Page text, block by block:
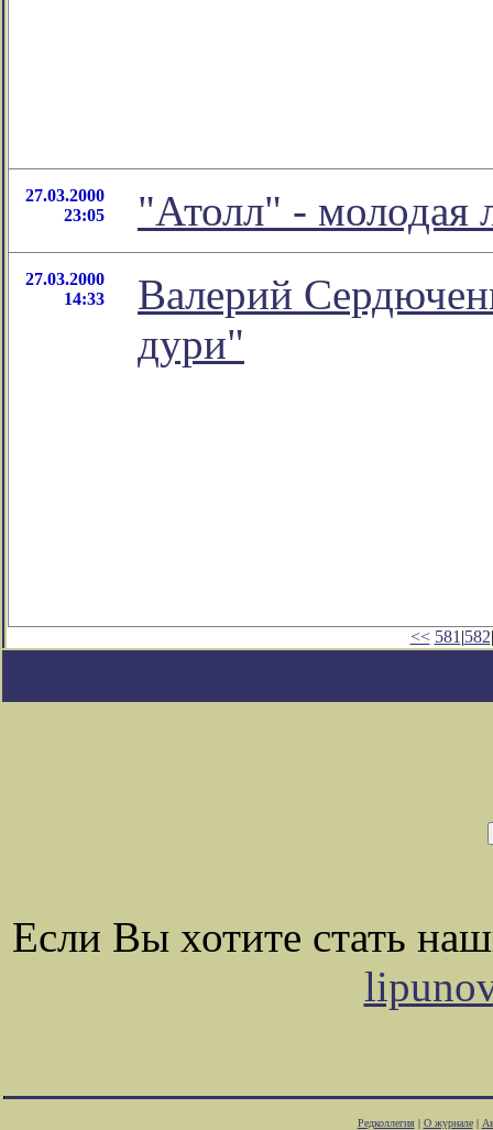
27.03.2000
23:05
"Атолл" - молодая
27.03.2000
14:33
Валерий
дури"
<< 581 |582
Если Вы хотите стать
Редколлегия| О журнале|